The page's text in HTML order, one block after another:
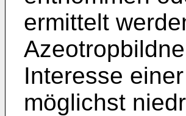
ermittelt
Interesse
möglichst